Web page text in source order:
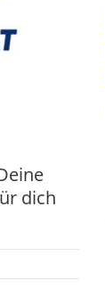
dich